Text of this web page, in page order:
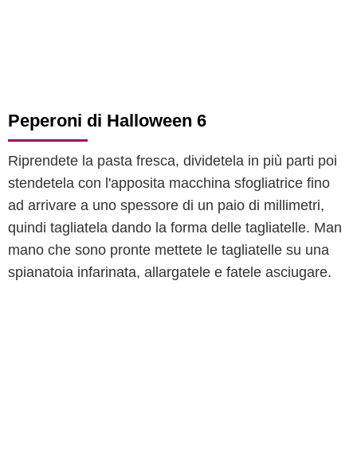
Peperoni di Halloween 6
Riprendete la pasta fresca, dividetela in più parti poi
stendetela con l'apposita macchina sfogliatrice fino
ad arrivare a uno spessore di un paio di millimetri,
quindi tagliatela dando la forma delle tagliatelle. Man
mano che sono pronte mettete le tagliatelle su una
spianatoia infarinata, allargatele e fatele asciugare.